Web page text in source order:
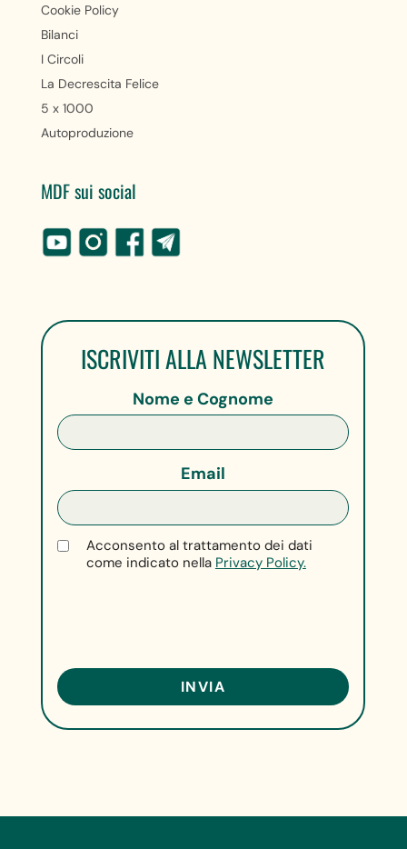
Cookie Policy
Bilanci
I Circoli
La Decrescita Felice
5 x 1000
Autoproduzione
MDF sui social
ISCRIVITI ALLA NEWSLETTER
Nome e Cognome
Email
Acconsento al trattamento dei dati
come indicato nella Privacy Policy.